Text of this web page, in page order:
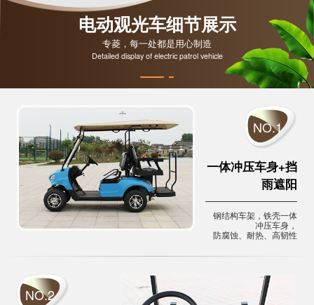
电动观光车细节展示
专菱，每一处都是用心制造
Detailed display of electric patrol vehicle
NO.1
一体冲压车身+挡
雨遮阳
钢结构车架，铁壳一体
冲压车身，
防腐蚀、耐热、高韧性
NO.2